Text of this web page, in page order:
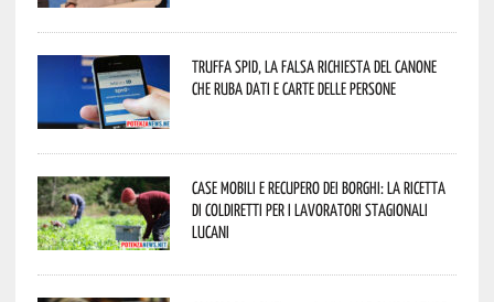
Truffa Spid, la falsa richiesta del canone
che ruba dati e carte delle persone
Case mobili e recupero dei borghi: la ricetta
di Coldiretti per i lavoratori stagionali
lucani